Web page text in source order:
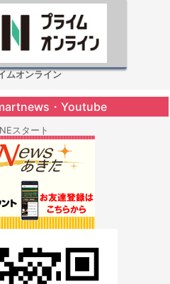
ムオンライン
・Youtube
スタート